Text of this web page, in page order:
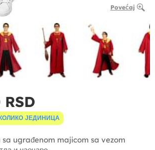
Povećaj
ЈЕДИНИЦА
sa ugrađenom majicom sa vezom